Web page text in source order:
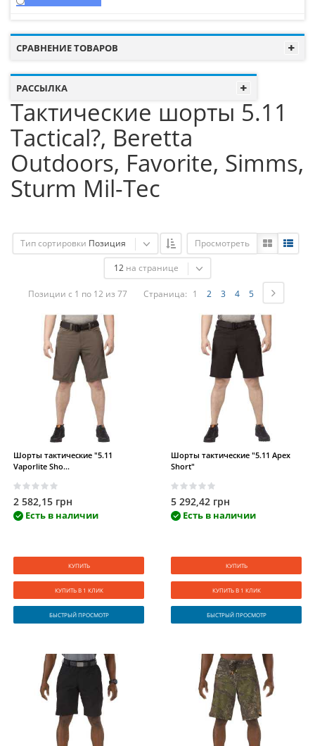
СРАВНЕНИЕ ТОВАРОВ
РАССЫЛКА
Тактические шорты 5.11
Tactical?, Beretta
Outdoors, Favorite, Simms,
Sturm Mil-Tec
Тип сортировки Позиция Просмотреть
12 на странице
Позиции с 1 по 12 из 77 Страница: 1 2 3 4 5
Шорты тактические "5.11
Vaporlite Sho...
2 582,15 грн
Есть в наличии
КУПИТЬ
КУПИТЬ В 1 КЛИК
БЫСТРЫЙ ПРОСМОТР
Шорты тактические "5.11 Apex
Short"
5 292,42 грн
Есть в наличии
КУПИТЬ
КУПИТЬ В 1 КЛИК
БЫСТРЫЙ ПРОСМОТР